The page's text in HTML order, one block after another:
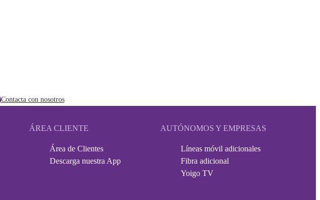
Contacta con nosotros
ÁREA CLIENTE
Área de Clientes
Descarga nuestra App
AUTÓNOMOS Y EMPRESAS
Líneas móvil adicionales
Fibra adicional
Yoigo TV